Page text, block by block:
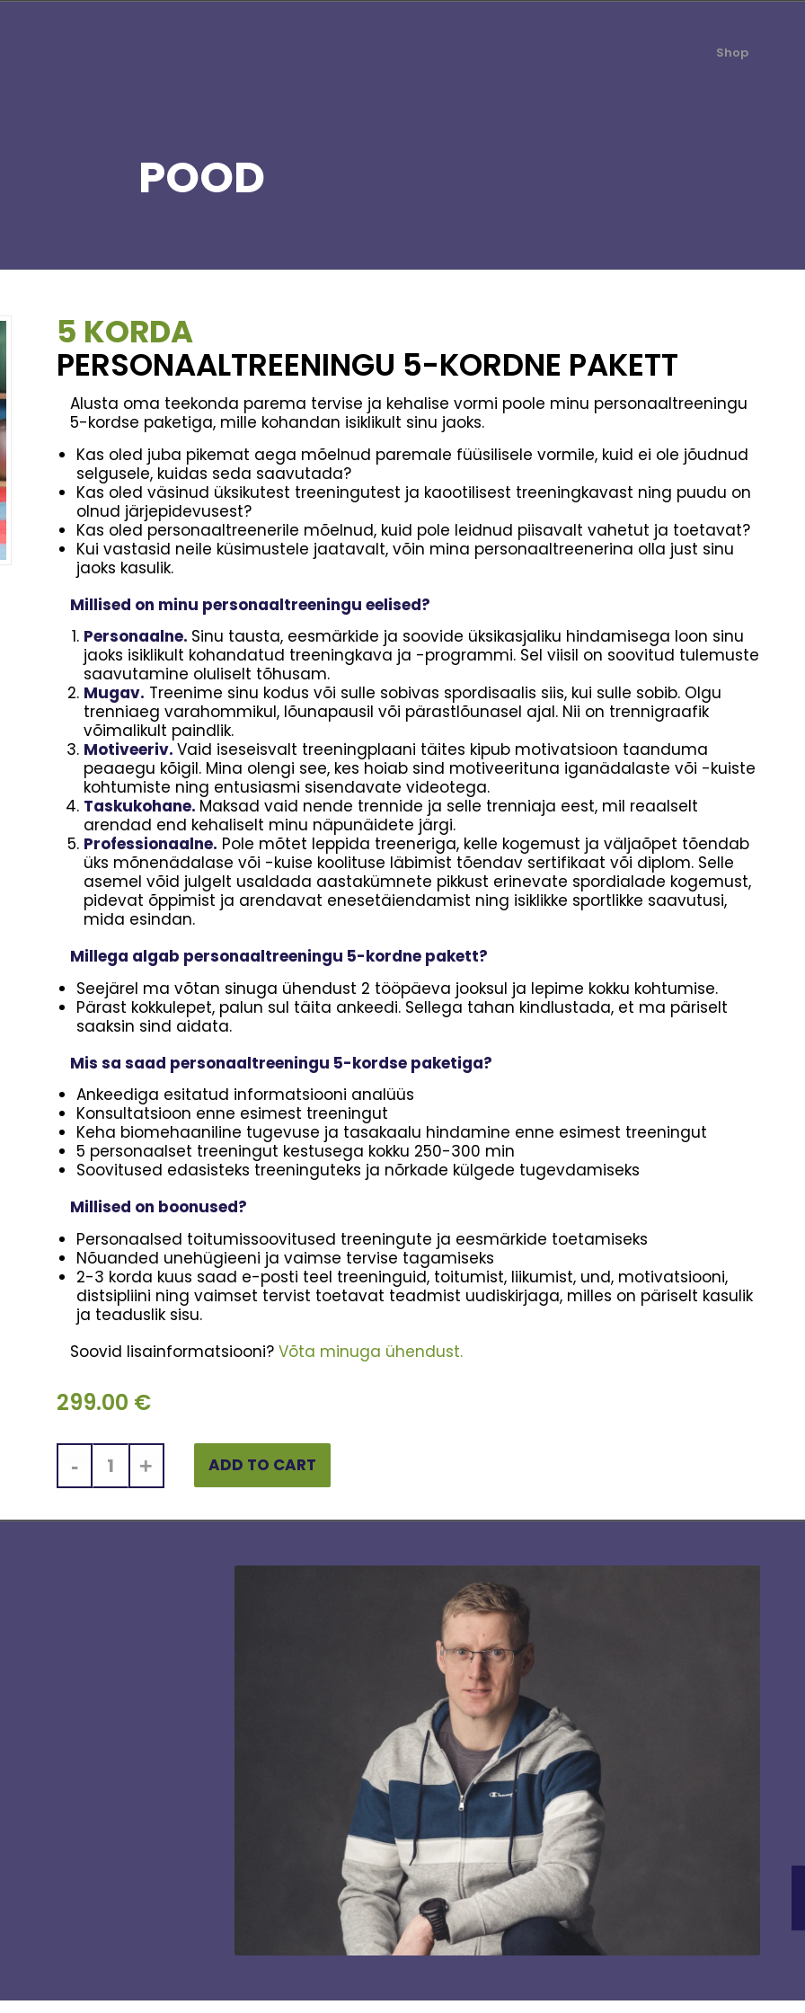
Shop
POOD
5 KORDA
PERSONAALTREENINGU 5-KORDNE PAKETT
Alusta oma teekonda parema tervise ja kehalise vormi poole minu personaaltreeningu
5-kordse paketiga, mille kohandan isiklikult sinu jaoks.
Kas oled juba pikemat aega mõelnud paremale füüsilisele vormile, kuid ei ole jõudnud
selgusele, kuidas seda saavutada?
Kas oled väsinud üksikutest treeningutest ja kaootilisest treeningkavast ning puudu on
olnud järjepidevusest?
Kas oled personaaltreenerile mõelnud, kuid pole leidnud piisavalt vahetut ja toetavat?
Kui vastasid neile küsimustele jaatavalt, võin mina personaaltreenerina olla just sinu
jaoks kasulik.
Millised on minu personaaltreeningu eelised?
Personaalne. Sinu tausta, eesmärkide ja soovide üksikasjaliku hindamisega loon sinu
jaoks isiklikult kohandatud treeningkava ja -programmi. Sel viisil on soovitud tulemuste
saavutamine oluliselt tõhusam.
Mugav. Treenime sinu kodus või sulle sobivas spordisaalis siis, kui sulle sobib. Olgu
trenniaeg varahommikul, lõunapausil või pärastlõunasel ajal. Nii on trennigraafik
võimalikult paindlik.
Motiveeriv. Vaid iseseisvalt treeningplaani täites kipub motivatsioon taanduma
peaaegu kõigil. Mina olengi see, kes hoiab sind motiveerituna iganädalaste või -kuiste
kohtumiste ning entusiasmi sisendavate videotega.
Taskukohane. Maksad vaid nende trennide ja selle trenniaja eest, mil reaalselt
arendad end kehaliselt minu näpunäidete järgi.
Professionaalne. Pole mõtet leppida treeneriga, kelle kogemust ja väljaõpet tõendab
üks mõnenädalase või -kuise koolituse läbimist tõendav sertifikaat või diplom. Selle
asemel võid julgelt usaldada aastakümnete pikkust erinevate spordialade kogemust,
pidevat õppimist ja arendavat enesetäiendamist ning isiklikke sportlikke saavutusi,
mida esindan.
Millega algab personaaltreeningu 5-kordne pakett?
Seejärel ma võtan sinuga ühendust 2 tööpäeva jooksul ja lepime kokku kohtumise.
Pärast kokkulepet, palun sul täita ankeedi. Sellega tahan kindlustada, et ma päriselt
saaksin sind aidata.
Mis sa saad personaaltreeningu 5-kordse paketiga?
Ankeediga esitatud informatsiooni analüüs
Konsultatsioon enne esimest treeningut
Keha biomehaaniline tugevuse ja tasakaalu hindamine enne esimest treeningut
5 personaalset treeningut kestusega kokku 250-300 min
Soovitused edasisteks treeninguteks ja nõrkade külgede tugevdamiseks
Millised on boonused?
Personaalsed toitumissoovitused treeningute ja eesmärkide toetamiseks
Nõuanded unehügieeni ja vaimse tervise tagamiseks
2-3 korda kuus saad e-posti teel treeninguid, toitumist, liikumist, und, motivatsiooni,
distsipliini ning vaimset tervist toetavat teadmist uudiskirjaga, milles on päriselt kasulik
ja teaduslik sisu.
Soovid lisainformatsiooni? Võta minuga ühendust.
299.00 €
ADD TO CART